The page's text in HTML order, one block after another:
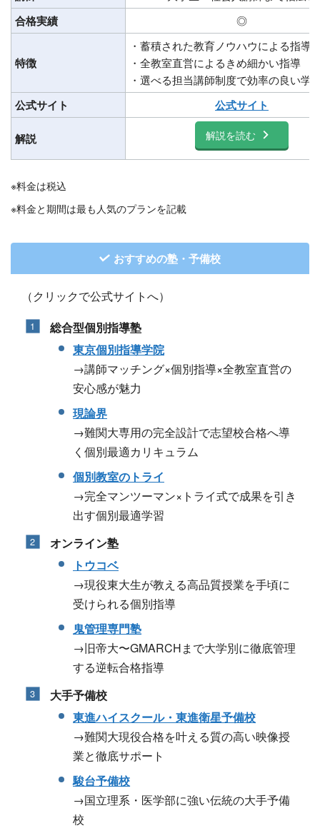
合格実績 ◎
特徴
・蓄積された教育ノウハウによる指導
・全教室直営によるきめ細かい指導
・選べる担当講師制度で効率の良い学
公式サイト 公式サイト
解説 解説を読む
※料金は税込
※料金と期間は最も人気のプランを記載
おすすめの塾・予備校
（クリックで公式サイトへ）
総合型個別指導塾
東京個別指導学院
→講師マッチング×個別指導×全教室直営の
安心感が魅力
現論界
→難関大専用の完全設計で志望校合格へ導
く個別最適カリキュラム
個別教室のトライ
→完全マンツーマン×トライ式で成果を引き
出す個別最適学習
オンライン塾
トウコベ
→現役東大生が教える高品質授業を手頃に
受けられる個別指導
鬼管理専門塾
→旧帝大〜GMARCHまで大学別に徹底管理
する逆転合格指導
大手予備校
東進ハイスクール・東進衛星予備校
→難関大現役合格を叶える質の高い映像授
業と徹底サポート
駿台予備校
→国立理系・医学部に強い伝統の大手予備
校